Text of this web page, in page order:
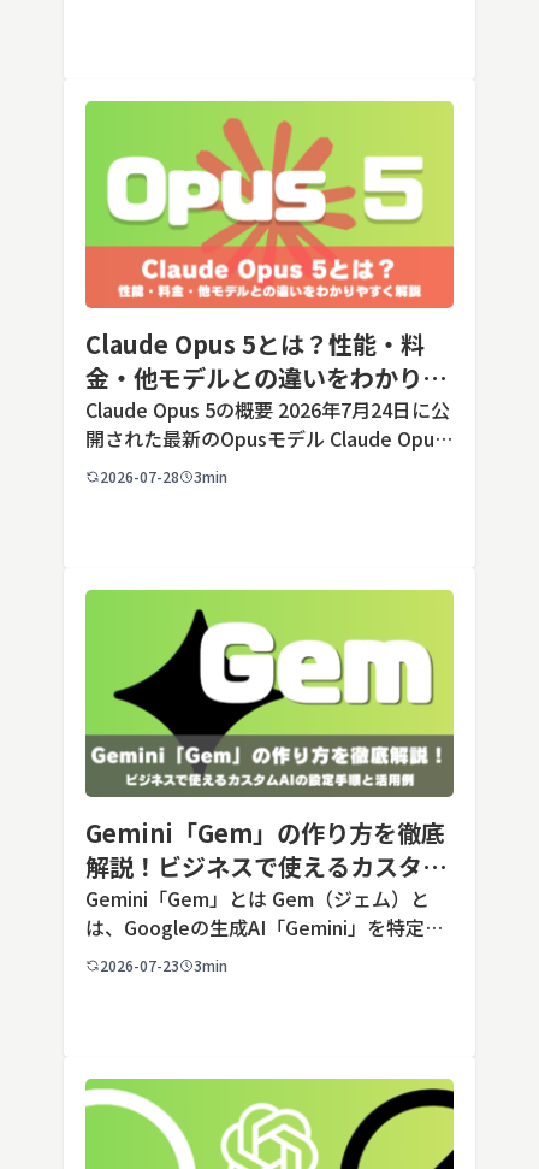
Claude Opus 5とは？性能・料
金・他モデルとの違いをわかりや
すく解説
Claude Opus 5の概要 2026年7月24日に公
開された最新のOpusモデル Claude Opus
5は、米国のAI企業Anthropic（アンソロピ
2026-07-28 3min
Gemini「Gem」の作り方を徹底
解説！ビジネスで使えるカスタム
AIの設定手順と活用例
Gemini「Gem」とは Gem（ジェム）と
は、Googleの生成AI「Gemini」を特定の
用途に合わせてカスタマイズできる機能で
2026-07-23 3min